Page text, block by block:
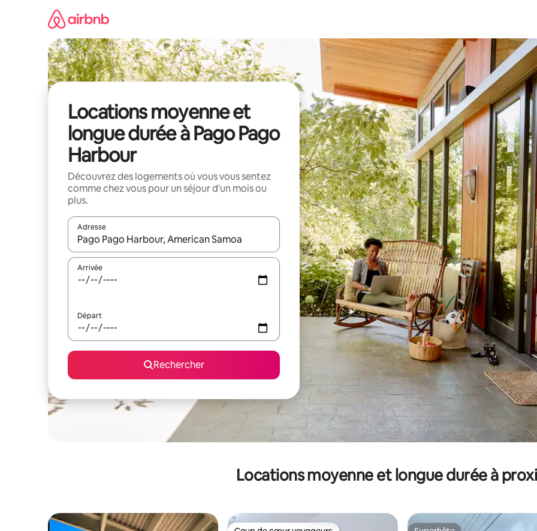
Locations moyenne et
longue durée à Pago Pago
Harbour
Découvrez des logements où vous vous sentez
comme chez vous pour un séjour d'un mois ou
plus.
Adresse
Lorsque les résultats s'affichent, utilisez les flèches vers le haut et vers le bas pour les parcourir ou en appuyant et en
Arrivée
Départ
Rechercher
Locations moyenne et longue durée à